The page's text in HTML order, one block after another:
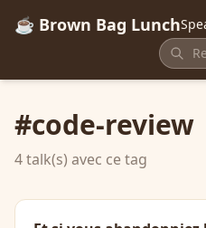
☕ Brown Bag Lunch
#code-review
4 talk(s) avec ce tag